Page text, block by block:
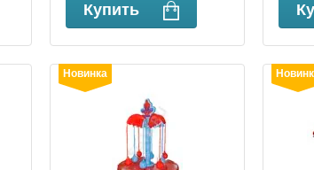
Купить
Новинка